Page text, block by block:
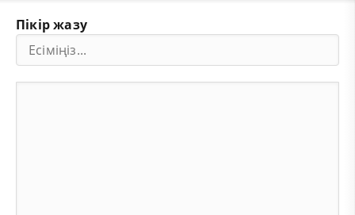
Пікір жазу